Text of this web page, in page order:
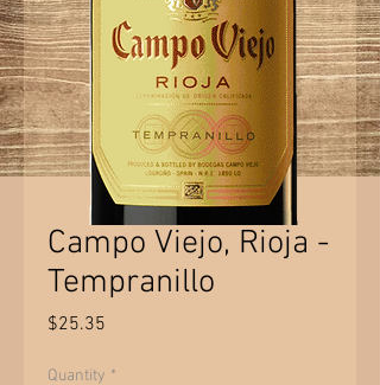
Campo Viejo, Rioja -
Tempranillo
$25.35
Quantity *